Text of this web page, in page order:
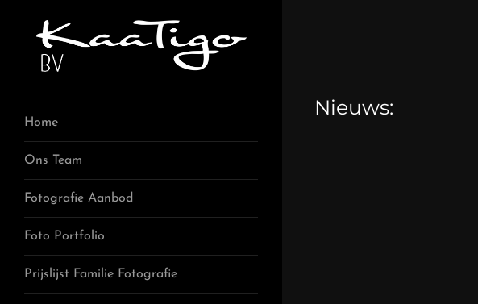
Home
Ons Team
Fotografie Aanbod
Foto Portfolio
Prijslijst Familie Fotografie
Nieuws: